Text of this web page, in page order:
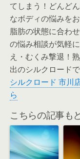
てしまう！どんど
なボディの悩みを
脂肪の状態に合わ
の悩み相談が気軽
え・むくみ撃退！
出のシルクロード
シルクロード 市川
ら
こちらの記事も